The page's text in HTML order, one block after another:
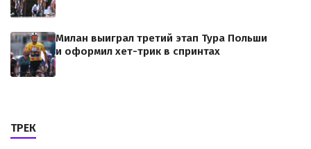
Милан выиграл третий этап Тура Польши
и оформил хет-трик в спринтах
ТРЕК